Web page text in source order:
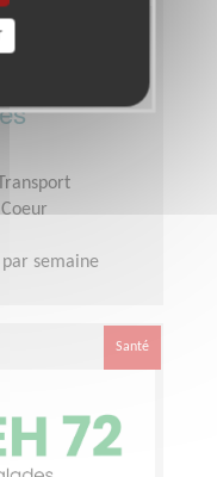
projets
soutient
semaine
Santé